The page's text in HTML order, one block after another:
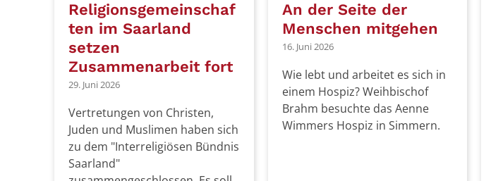
Religionsgemeinschaf
ten im Saarland
setzen
Zusammenarbeit fort
29. Juni 2026
Vertretungen von Christen,
Juden und Muslimen haben sich
zu dem "Interreligiösen Bündnis
Saarland"
An der Seite der
Menschen mitgehen
16. Juni 2026
Wie lebt und arbeitet es sich in
einem Hospiz? Weihbischof
Brahm besuchte das Aenne
Wimmers Hospiz in Simmern.